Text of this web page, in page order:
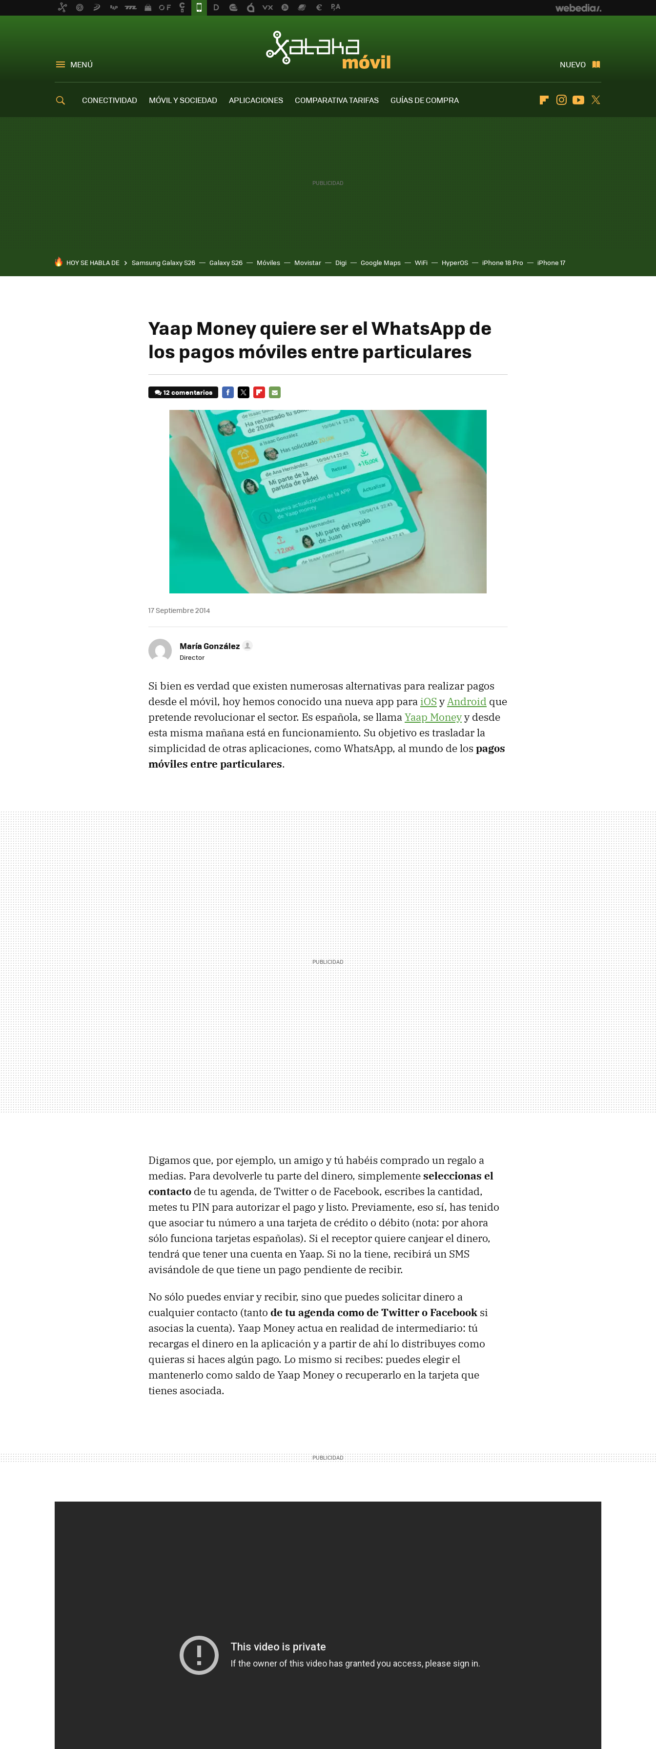
MENÚ NUEVO
CONECTIVIDAD MÓVIL Y SOCIEDAD APLICACIONES COMPARATIVA TARIFAS
GUÍAS DE COMPRA
FlipboardInstagramYoutube
HOY SE HABLA DE Samsung Galaxy S26 Galaxy S26 Móviles Movistar Digi Google Maps WiFi HyperOS iPhone 18 Pro iPhone 17
Yaap Money quiere ser el WhatsApp de
los pagos móviles entre particulares
12 comentarios
MAIL
17 Septiembre 2014
María González
Director
Si bien es verdad que existen numerosas alternativas para realizar pagos
desde el móvil, hoy hemos conocido una nueva app para iOS yAndroid que
pretende revolucionar el sector. Es española, se llamaYaap Moneyy desde
esta misma mañana está en funcionamiento. Su objetivo es trasladar la
simplicidad de otras aplicaciones, como WhatsApp, al mundo de los pagos
móviles entre particulares.
Digamos que, por ejemplo, un amigo y tú habéis comprado un regalo a
medias. Para devolverle tu parte del dinero, simplementeseleccionas el
contacto de tu agenda, de Twitter o de Facebook, escribes la cantidad,
metes tu PIN para autorizar el pago y listo. Previamente, eso sí, has tenido
que asociar tu número a una tarjeta de crédito o débito (nota: por ahora
sólo funciona tarjetas españolas). Si el receptor quiere canjear el dinero,
tendrá que tener una cuenta en Yaap. Si no la tiene, recibirá un SMS
avisándole de que tiene un pago pendiente de recibir.
No sólo puedes enviar y recibir, sino que puedes solicitar dinero a
cualquier contacto (tanto de tu agenda como de Twitter o Facebook si
asocias la cuenta). Yaap Money actua en realidad de intermediario: tú
recargas el dinero en la aplicación y a partir de ahí lo distribuyes como
quieras si haces algún pago. Lo mismo si recibes: puedes elegir el
mantenerlo como saldo de Yaap Money o recuperarlo en la tarjeta que
tienes asociada.